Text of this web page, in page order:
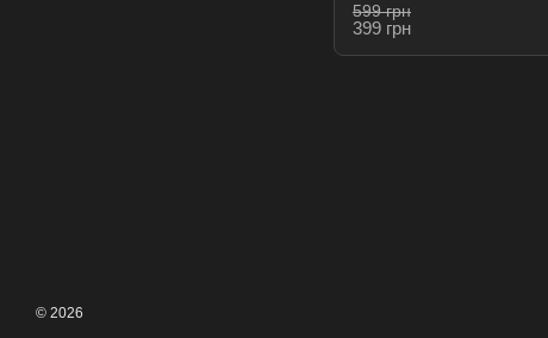
599 грн
399 грн
© 2026